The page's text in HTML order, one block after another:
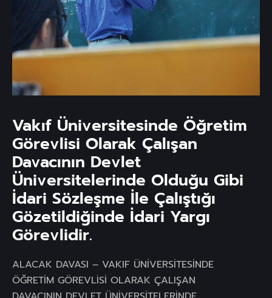
Vakıf Üniversitesinde Öğretim
Görevlisi Olarak Çalışan
Davacının Devlet
Üniversitelerinde Olduğu Gibi
İdari Sözleşme İle Çalıştığı
Gözetildiğinde İdari Yargı
Görevlidir.
ALACAK DAVASI – VAKIF ÜNİVERSİTESİNDE
ÖĞRETİM GÖREVLİSİ OLARAK ÇALIŞAN